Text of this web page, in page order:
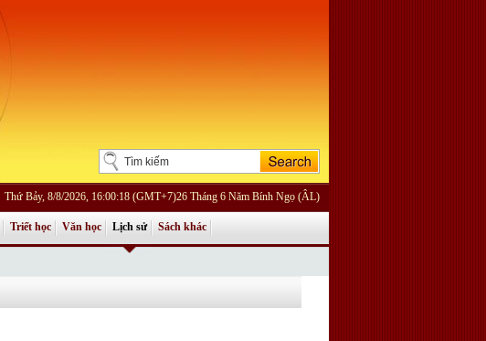
Thứ Bảy, 8/8/2026, 16:00:18 (GMT+7)26 Tháng 6 Năm Bính Ngọ (ÂL)
Triết học Văn học Lịch sử Sách khác